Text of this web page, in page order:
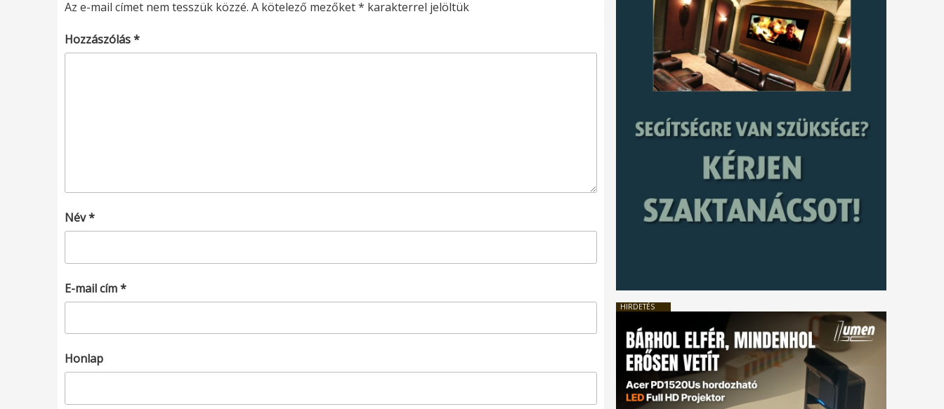
Az e-mail címet nem tesszük közzé. A kötelező mezőket* karakterrel jelöltük
Hozzászólás*
Név*
E-mail cím*
Honlap
HIRDETÉS